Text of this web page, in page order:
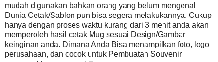
mudah digunakan bahkan orang yang belum mengenal
Dunia Cetak/Sablon pun bisa segera melakukannya. Cukup
hanya dengan proses waktu kurang dari 3 menit anda akan
memperoleh hasil cetak Mug sesuai Design/Gambar
keinginan anda. Dimana Anda Bisa menampilkan foto, logo
perusahaan, dan cocok untuk Pembuatan Souvenir